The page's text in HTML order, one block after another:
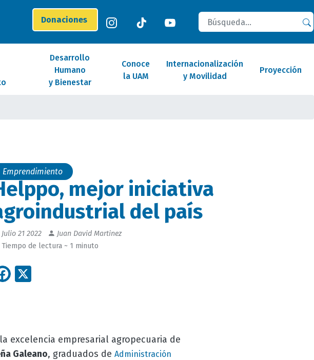
Donaciones
Buscar
Desarrollo
Humano
y Bienestar
Conoce
la UAM
Internacionalización
y Movilidad
Proyección
Emprendimiento
mejor iniciativa
del país
Julio 21 2022
Juan David Martinez
Tiempo de lectura ~ 1 minuto
Facebook
excelencia empresarial agropecuaria de
Galeano, graduados de Administración